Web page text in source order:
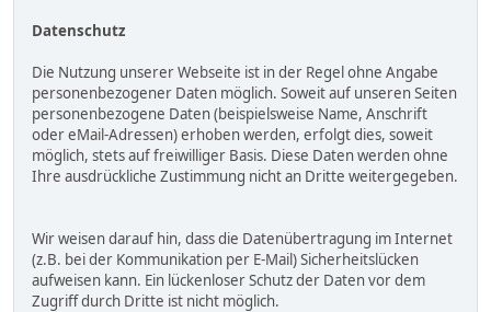
Datenschutz
Die Nutzung unserer Webseite ist in der Regel ohne Angabe
personenbezogener Daten möglich. Soweit auf unseren Seiten
personenbezogene Daten (beispielsweise Name, Anschrift
oder eMail-Adressen) erhoben werden, erfolgt dies, soweit
möglich, stets auf freiwilliger Basis. Diese Daten werden ohne
Ihre ausdrückliche Zustimmung nicht an Dritte weitergegeben.
Wir weisen darauf hin, dass die Datenübertragung im Internet
(z.B. bei der Kommunikation per E-Mail) Sicherheitslücken
aufweisen kann. Ein lückenloser Schutz der Daten vor dem
Zugriff durch Dritte ist nicht möglich.